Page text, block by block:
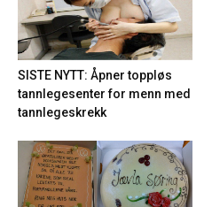
SISTE NYTT: Åpner toppløs
tannlegesenter for menn med
tannlegeskrekk